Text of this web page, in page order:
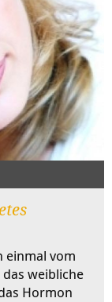
einmal vom
weibliche
Hormon